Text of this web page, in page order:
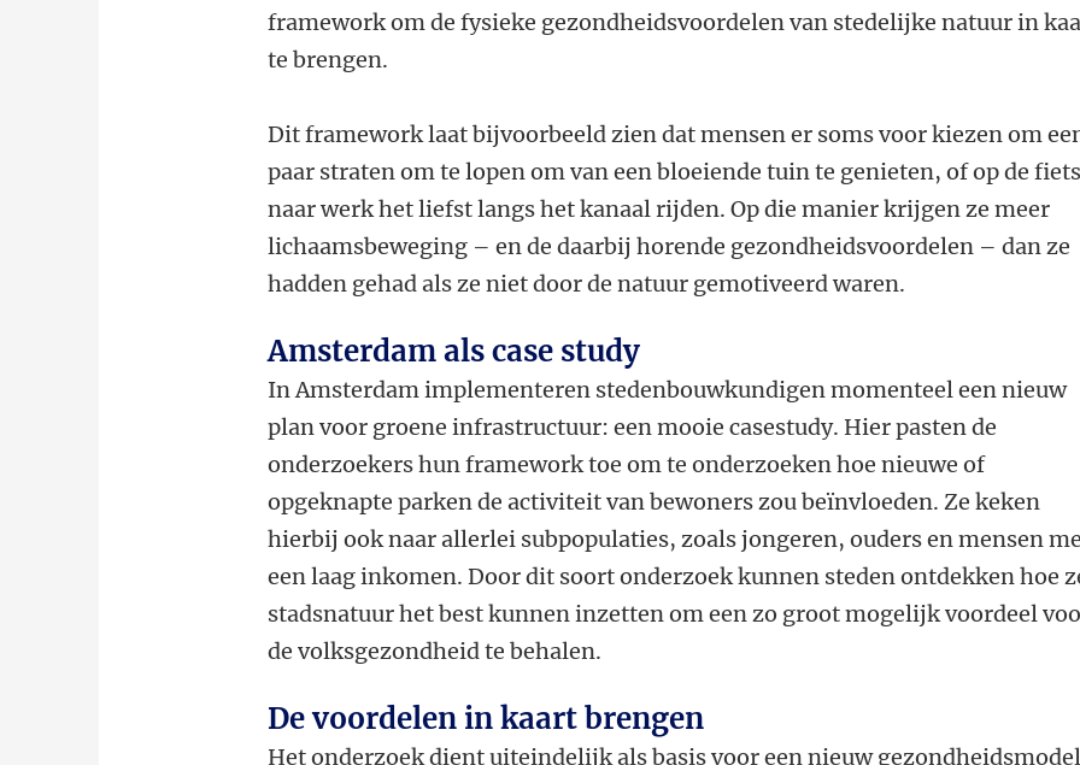
framework om de fysieke gezondheidsvoordelen van stedelijke natuur in
te brengen.
Dit framework laat bijvoorbeeld zien dat mensen er soms voor kiezen om
paar straten om te lopen om van een bloeiende tuin te genieten, of op de fiets
naar werk het liefst langs het kanaal rijden. Op die manier krijgen ze meer
lichaamsbeweging – en de daarbij horende gezondheidsvoordelen – dan ze
hadden gehad als ze niet door de natuur gemotiveerd waren.
Amsterdam als case study
In Amsterdam implementeren stedenbouwkundigen momenteel een nieuw
plan voor groene infrastructuur: een mooie casestudy. Hier pasten de
onderzoekers hun framework toe om te onderzoeken hoe nieuwe of
opgeknapte parken de activiteit van bewoners zou beïnvloeden. Ze keken
hierbij ook naar allerlei subpopulaties, zoals jongeren, ouders en mensen
een laag inkomen. Door dit soort onderzoek kunnen steden ontdekken hoe
stadsnatuur het best kunnen inzetten om een zo groot mogelijk voordeel
de volksgezondheid te behalen.
De voordelen in kaart brengen
Het onderzoek dient uiteindelijk als basis voor een nieuw